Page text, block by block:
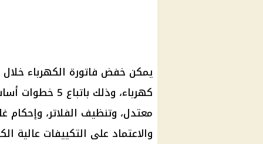
يمكن خفض فاتورة الكهرباء
كهرباء، وذلك
معتدل، وتنظيف الفلاتر، وإحكام
والاعتماد على التكييفات